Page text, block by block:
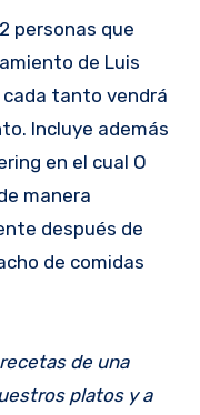
personas que
de Luis
tanto vendrá
Incluye además
en el cual O
manera
después de
de comidas
de una
platos y a